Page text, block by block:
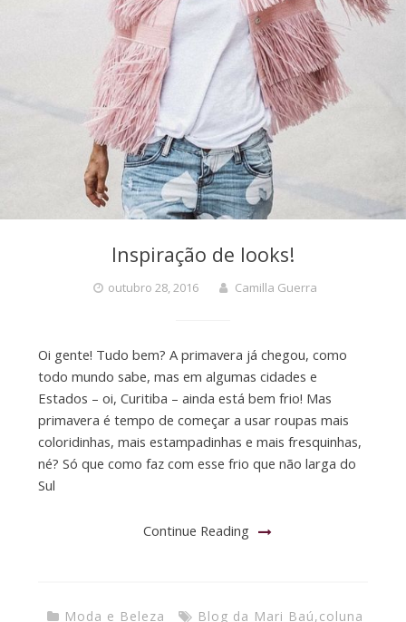
Inspiração de looks!
outubro 28, 2016 Camilla Guerra
Oi gente! Tudo bem? A primavera já chegou, como
todo mundo sabe, mas em algumas cidades e
Estados – oi, Curitiba – ainda está bem frio! Mas
primavera é tempo de começar a usar roupas mais
coloridinhas, mais estampadinhas e mais fresquinhas,
né? Só que como faz com esse frio que não larga do
Sul
Continue Reading
Moda e Beleza Blog da Mari Baú,coluna